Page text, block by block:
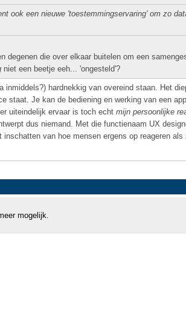
ook een nieuwe 'toestemmingservaring' om zo
degenen die over elkaar buitelen om een
niet een beetje eeh... 'ongesteld'?
inmiddels?) hardnekkig van overeind staan. Het
staat. Je kan de bediening en werking van een
uiteindelijk ervaar is toch echt mijn persoonlijke
dus niemand. Met die functienaam UX
van hoe mensen ergens op reageren
mogelijk.